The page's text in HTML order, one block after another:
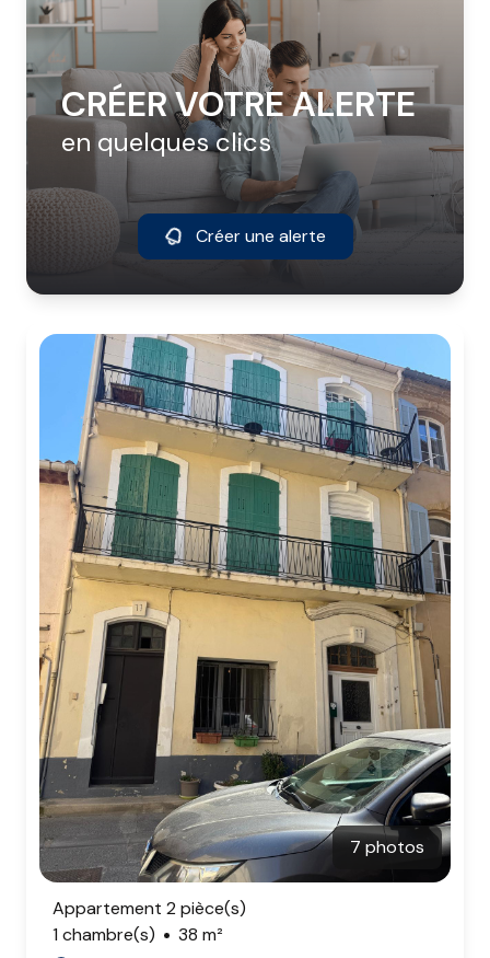
CRÉER VOTRE ALERTE
en quelques clics
Créer une alerte
7 photos
Appartement 2 pièce(s)
1 chambre(s)
38 m²